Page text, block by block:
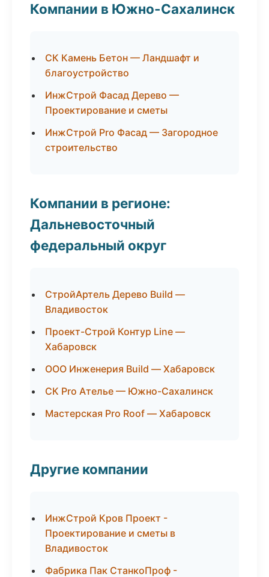
Компании в Южно-Сахалинск
СК Камень Бетон — Ландшафт и
благоустройство
ИнжСтрой Фасад Дерево —
Проектирование и сметы
ИнжСтрой Pro Фасад — Загородное
строительство
Компании в регионе:
Дальневосточный
федеральный округ
СтройАртель Дерево Build —
Владивосток
Проект-Строй Контур Line —
Хабаровск
ООО Инженерия Build — Хабаровск
СК Pro Ателье — Южно-Сахалинск
Мастерская Pro Roof — Хабаровск
Другие компании
ИнжСтрой Кров Проект -
Проектирование и сметы в
Владивосток
Фабрика Пак СтанкоПроф -